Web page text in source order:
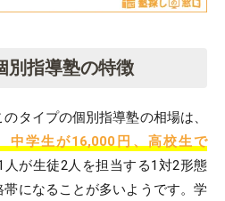
別指導塾の特徴
タイプの個別指導塾の相場は、
中学生が16,000円、高校生で
人が生徒2人を担当する1対2形態
になることが多いようです。学